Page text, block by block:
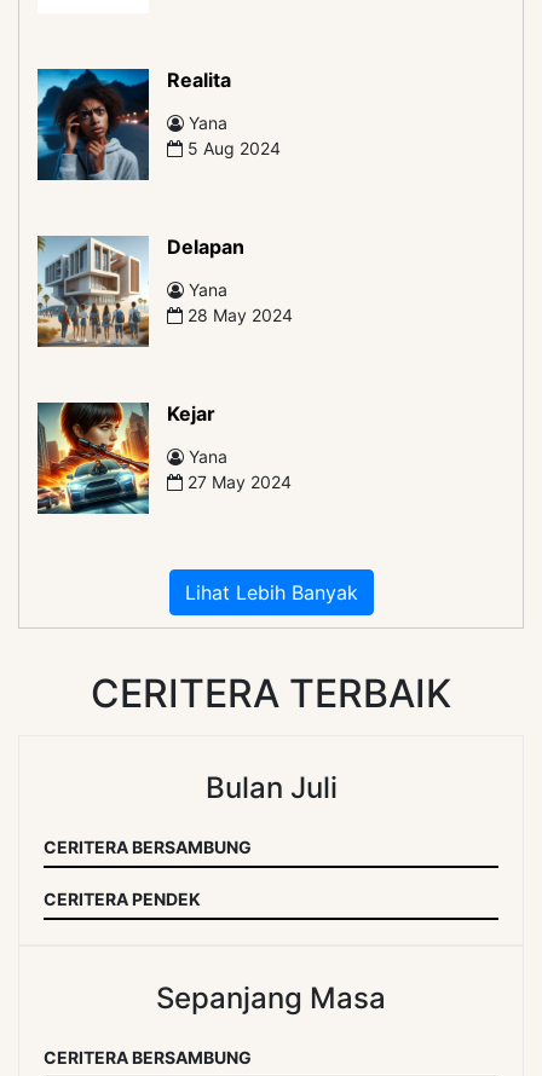
Realita
Yana
5 Aug 2024
Delapan
Yana
28 May 2024
Kejar
Yana
27 May 2024
Lihat Lebih Banyak
CERITERA TERBAIK
Bulan Juli
CERITERA BERSAMBUNG
CERITERA PENDEK
Sepanjang Masa
CERITERA BERSAMBUNG